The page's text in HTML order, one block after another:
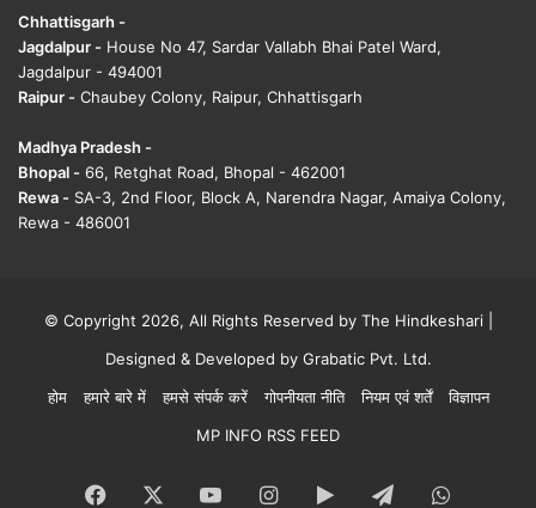
Chhattisgarh -
Jagdalpur - House No 47, Sardar Vallabh Bhai Patel Ward,
Jagdalpur - 494001
Raipur - Chaubey Colony, Raipur, Chhattisgarh
Madhya Pradesh -
Bhopal - 66, Retghat Road, Bhopal - 462001
Rewa - SA-3, 2nd Floor, Block A, Narendra Nagar, Amaiya Colony,
Rewa - 486001
© Copyright 2026, All Rights Reserved by The Hindkeshari |
Designed & Developed by Grabatic Pvt. Ltd.
होम
हमारे बारे में हमसे संपर्क करें गोपनीयता नीति नियम एवं शर्तें
विज्ञापन
MP INFO RSS FEED
Facebook YouTubeInstagram
Google Telegram